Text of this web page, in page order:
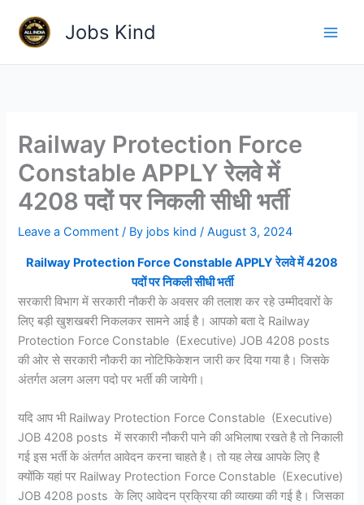
content
Jobs Kind
Railway Protection Force
Constable APPLY रेलवे में
4208 पदों पर निकली सीधी भर्ती
Leave a Comment / By jobs kind/August 3, 2024
Railway Protection Force Constable APPLY रेलवे में 4208
पदों पर निकली सीधी भर्ती
सरकारी विभाग में सरकारी नौकरी के अवसर की तलाश कर रहे उम्मीदवारों के
लिए बड़ी खुशखबरी निकलकर सामने आई है। आपको बता दे Railway
Protection Force Constable (Executive) JOB 4208 posts
की ओर से सरकारी नौकरी का नोटिफिकेशन जारी कर दिया गया है। जिसके
अंतर्गत अलग अलग पदो पर भर्ती की जायेगी।
यदि आप भी Railway Protection Force Constable (Executive)
JOB 4208 posts में सरकारी नौकरी पाने की अभिलाषा रखते है तो निकाली
गई इस भर्ती के अंतर्गत आवेदन करना चाहते है। तो यह लेख आपके लिए है
क्योंकि यहां पर Railway Protection Force Constable (Executive)
JOB 4208 posts के लिए आवेदन प्रक्रिया की व्याख्या की गई है। जिसका